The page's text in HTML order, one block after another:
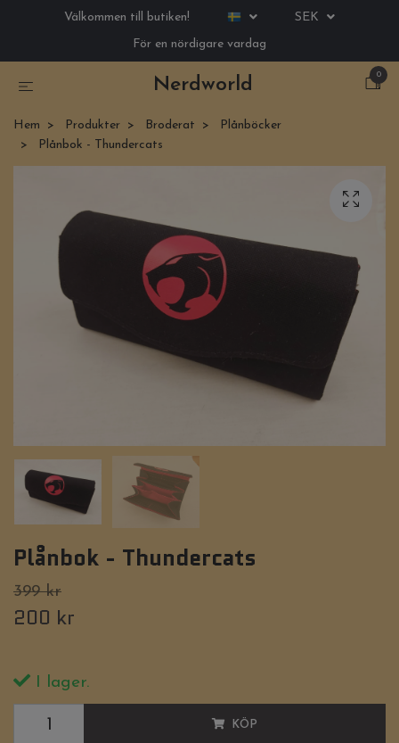
Välkommen till butiken!
SEK
För en nördigare vardag
Nerdworld
0
Hem Produkter Broderat
Plånböcker
Plånbok - Thundercats
Plånbok - Thundercats
399 kr
200 kr
I lager.
KÖP